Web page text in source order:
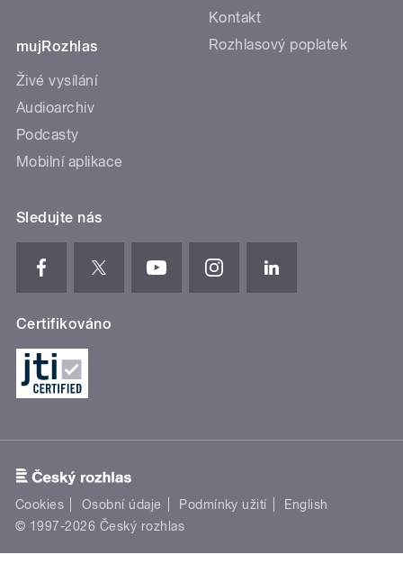
mujRozhlas
Živé vysílání
Audioarchiv
Podcasty
Mobilní aplikace
Kontakt
Rozhlasový poplatek
Sledujte nás
Certifikováno
Cookies Osobní údaje Podmínky užití
English
© 1997-2026 Český rozhlas